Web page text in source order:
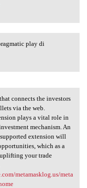
play di
that
connects the investors
via the web.
plays a vital role in
mechanism. An
extension will
which as a
your trade
metamasklog.us/meta